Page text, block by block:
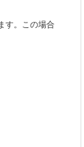
す。この場合